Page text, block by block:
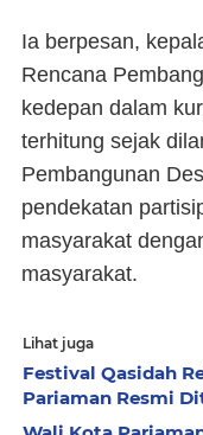
Ia berpesan,
Rencana
kedepan dalam
terhitung sejak
Pembangunan
pendekatan
masyarakat
masyarakat.
Lihat juga
Festival Qasidah
Pariaman Resmi